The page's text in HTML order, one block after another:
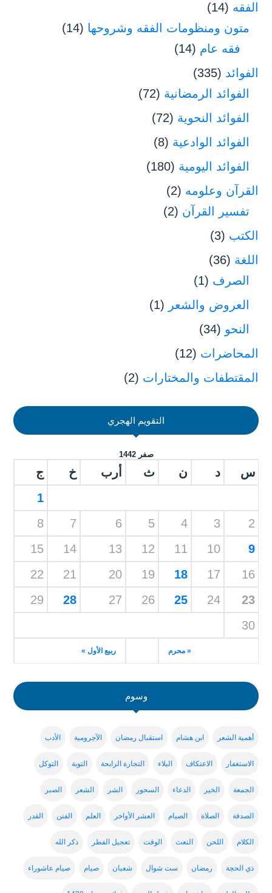
الفقه (14)
متون ومنظومات الفقه وشروحها (14)
فقه عام (14)
الفوائد (335)
الفوائد الرمضانية (72)
الفوائد النحوية (72)
الفوائد الوادعية (8)
الفوائد اليومية (180)
القرآن وعلومه (2)
تفسير القرآن (2)
الكتب (3)
اللغة (36)
الصرف (1)
العروض والشعر (1)
النحو (34)
المحاضرات (12)
المقتطفات والمختارات (2)
التقويم الهجري
صفر 1442
س د ن ث أرب خ ج
« محرم ربيع الأول »
1
2
3
4
5
6
7
8
9
10
11
12
13
14
15
16
17
18
19
20
21
22
23
24
25
26
27
28
29
30
وسوم
أهمية الشعر ابن هشام استقبال رمضان الآجرومية الأدب
الاستغفار الاعتكاف البلاء التجارة الرابحة التوبة التوكل
الجمعة الخير الدعاء السحور الشر الشعر الصبر
الصدقة الصلاة الصيام العشر الأواخر العلم الفتن القدر
الكلام اللحن النعت الوقت تعجيل الفطر ذكر الله
ذي الحجة رمضان ست شوال شعبان صيام صيام عاشوراء